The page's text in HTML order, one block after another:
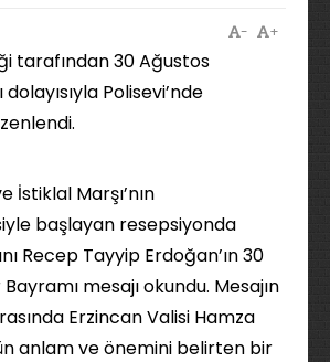
+
-
tarafından 30 Ağustos
Polisevi’nde
İstiklal Marşı’nın
başlayan resepsiyonda
Recep Tayyip Erdoğan’ın 30
mesajı okundu. Mesajın
Erzincan Valisi Hamza
anlam ve önemini belirten bir